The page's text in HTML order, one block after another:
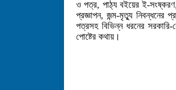
ও পত্র, পাঠ্য বইয়ের ই-
প্রজ্ঞাপন, জন্ম-মৃত্যু নিবন্ধনের
পত্রসহ বিভিন্ন ধরনের
পোষ্টের কথায়।